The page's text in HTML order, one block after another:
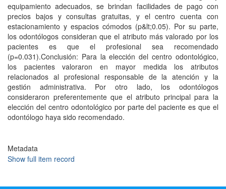
equipamiento adecuados, se brindan facilidades de pago con
precios bajos y consultas gratuitas, y el centro cuenta con
estacionamiento y espacios cómodos (p&lt;0.05). Por su parte,
los odontólogos consideran que el atributo más valorado por los
pacientes es que el profesional sea recomendado
(p=0.031).Conclusión: Para la elección del centro odontológico,
los pacientes valoraron en mayor medida los atributos
relacionados al profesional responsable de la atención y la
gestión administrativa. Por otro lado, los odontólogos
consideraron preferentemente que el atributo principal para la
elección del centro odontológico por parte del paciente es que el
odontólogo haya sido recomendado.
Metadata
Show full item record